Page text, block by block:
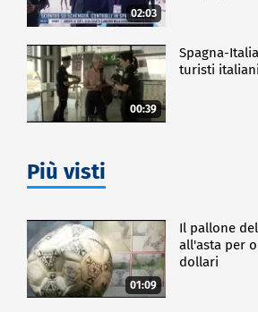
02:03
00:39
Spagna-
turisti
Più visti
01:09
Il pallone
all'asta per
dollari